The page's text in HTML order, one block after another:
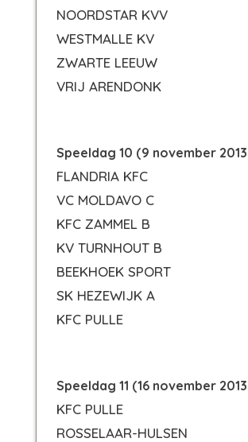
NOORDSTAR KVV
WESTMALLE KV
ZWARTE LEEUW
VRIJ ARENDONK
Speeldag 10 (9 november
FLANDRIA KFC
VC MOLDAVO C
KFC ZAMMEL B
KV TURNHOUT B
BEEKHOEK SPORT
SK HEZEWIJK A
KFC PULLE
Speeldag 11 (16 november
KFC PULLE
ROSSELAAR-HULSEN